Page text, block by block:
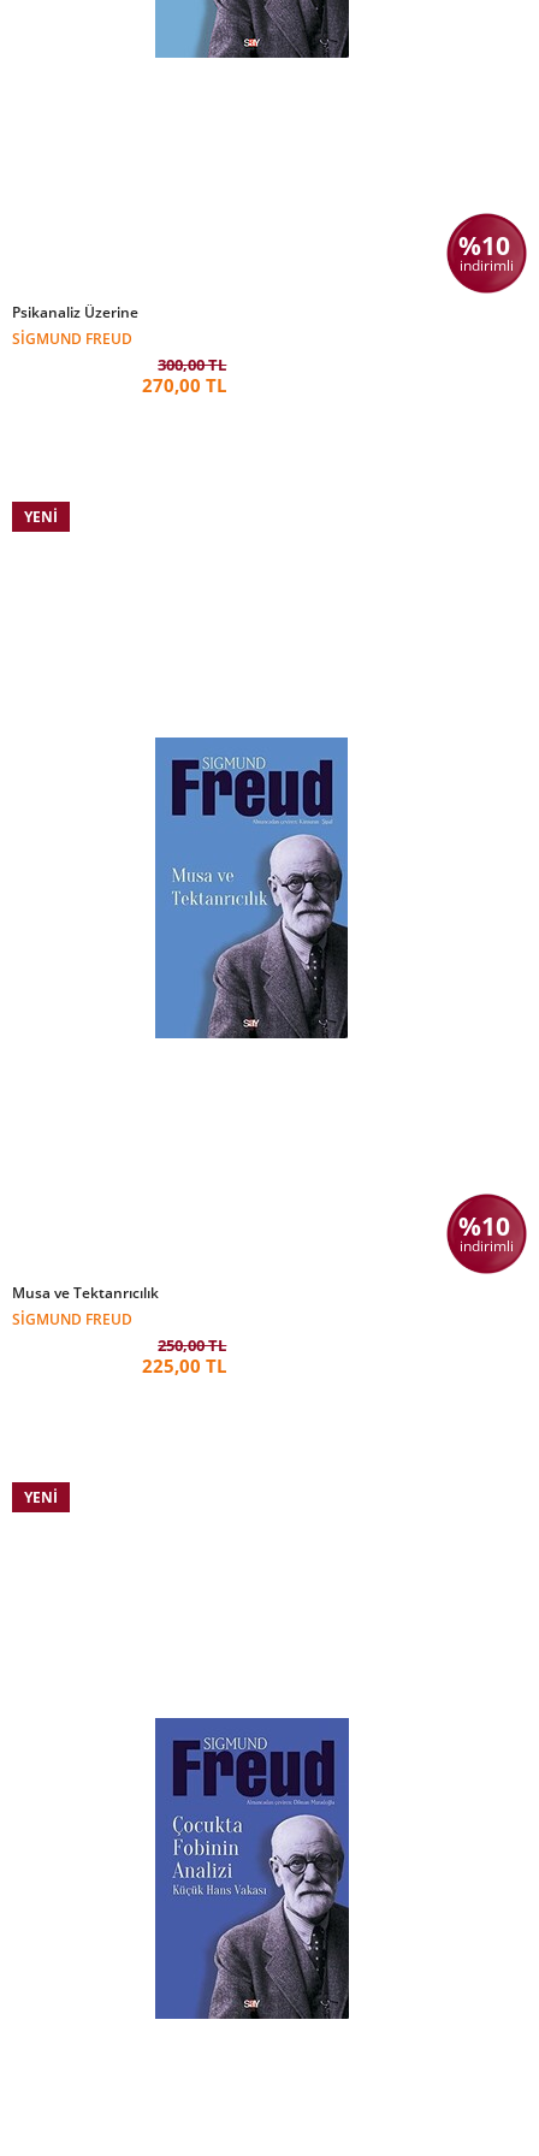
%10
indirimli
Psikanaliz Üzerine
SIGMUND FREUD
300,00 TL
270,00 TL
%10
indirimli
YENI
Musa ve Tektanrıcılık
SIGMUND FREUD
250,00 TL
225,00 TL
YENI